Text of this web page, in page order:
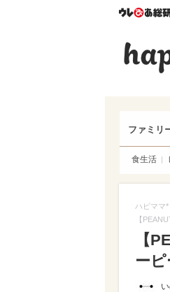
ファミリ
食生活
ハピママ*
【
【
ーピ